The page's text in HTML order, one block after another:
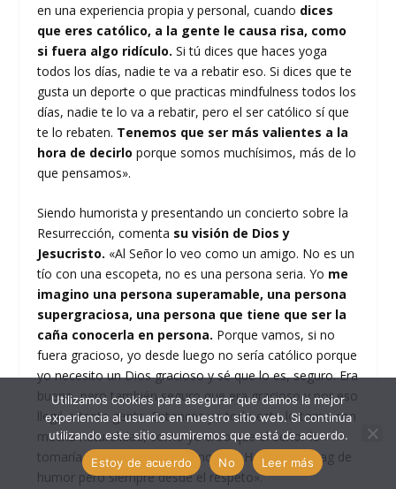
en una experiencia propia y personal, cuando dices
que eres católico, a la gente le causa risa, como
si fuera algo ridículo. Si tú dices que haces yoga
todos los días, nadie te va a rebatir eso. Si dices que te
gusta un deporte o que practicas mindfulness todos los
días, nadie te lo va a rebatir, pero el ser católico sí que
te lo rebaten. Tenemos que ser más valientes a la
hora de decirlo porque somos muchísimos, más de lo
que pensamos».
Siendo humorista y presentando un concierto sobre la
Resurrección, comenta su visión de Dios y
Jesucristo. «Al Señor lo veo como un amigo. No es un
tío con una escopeta, no es una persona seria. Yo me
imagino una persona superamable, una persona
supergraciosa, una persona que tiene que ser la
caña conocerla en persona. Porque vamos, si no
fuera gracioso, yo desde luego no sería católico porque
yo necesito un Dios gracioso y sé que lo es, seguro. Era
bueno, pero también seguro que era gracioso y por eso
llegó a tanta gente. Entonces yo todo esto lo tomo con
mucha naturalidad, como yo creo que el Señor lo
tomaría y diría las cosas como son. Hago algún gag de
humor pero siempre desde el respeto».
Utilizamos cookies para asegurar que damos la mejor
experiencia al usuario en nuestro sitio web. Si continúa
utilizando este sitio asumiremos que está de acuerdo.
Estoy de acuerdo
No Leer más